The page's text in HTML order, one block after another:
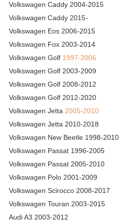
Volkswagen Caddy 2004-2015
Volkswagen Caddy 2015-
Volkswagen Eos 2006-2015
Volkswagen Fox 2003-2014
Volkswagen Golf 1997-2006
Volkswagen Golf 2003-2009
Volkswagen Golf 2008-2012
Volkswagen Golf 2012-2020
Volkswagen Jetta 2005-2010
Volkswagen Jetta 2010-2018
Volkswagen New Beetle 1998-2010
Volkswagen Passat 1996-2005
Volkswagen Passat 2005-2010
Volkswagen Polo 2001-2009
Volkswagen Scirocco 2008-2017
Volkswagen Touran 2003-2015
Audi A3 2003-2012